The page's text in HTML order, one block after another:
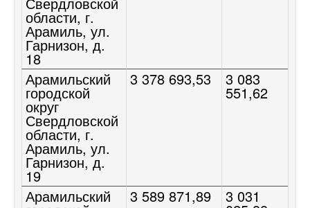
области, г.
Арамиль, ул.
Гарнизон, д.
18
Арамильский
городской
округ
Свердловской
области, г.
Арамиль, ул.
Гарнизон, д.
19
3 378 693,53 3 083
551,62
Арамильский 3 589 871,89 3 031